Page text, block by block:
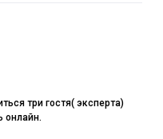
три гостя( эксперта)
онлайн.